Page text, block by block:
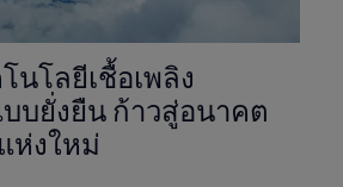
นโลยีเชื้อเพลิง
บยั่งยืน ก้าวสู่อนาคต
ห่งใหม่